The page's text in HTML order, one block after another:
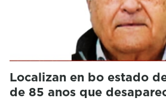
Localizan en bo estado
de 85 anos que